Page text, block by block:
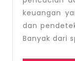
keuangan
dan
Banyak dari